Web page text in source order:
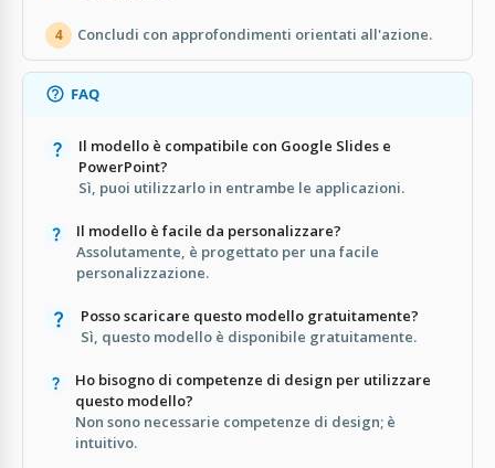
4 Concludi con approfondimenti orientati all'azione.
FAQ
Il modello è compatibile con Google Slides e
PowerPoint?
Sì, puoi utilizzarlo in entrambe le applicazioni.
Il modello è facile da personalizzare?
Assolutamente, è progettato per una facile
personalizzazione.
Posso scaricare questo modello gratuitamente?
Sì, questo modello è disponibile gratuitamente.
Ho bisogno di competenze di design per utilizzare
questo modello?
Non sono necessarie competenze di design; è
intuitivo.